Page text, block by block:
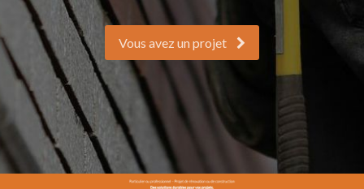
Vous avez un projet